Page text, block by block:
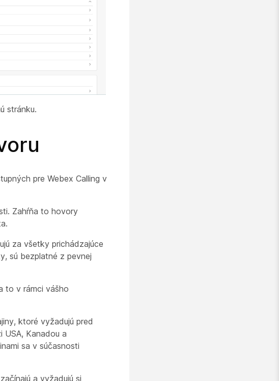
stránku.
pre Webex Calling v
Zahŕňa to hovory
za všetky prichádzajúce
sú bezplatné z pevnej
to v rámci vášho
ktoré vyžadujú pred
Kanadou a
sa v súčasnosti
a vyžadujú si